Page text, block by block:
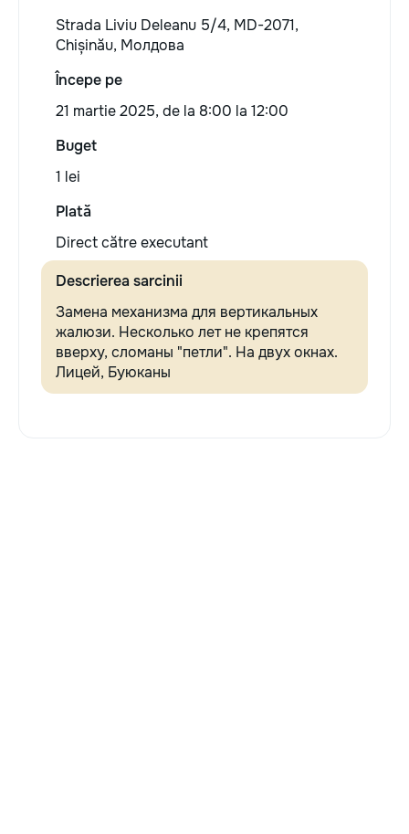
Strada Liviu Deleanu 5/4, MD-2071,
Chișinău, Молдова
Începe pe
21 martie 2025, de la 8:00 la 12:00
Buget
1 lei
Plată
Direct către executant
Descrierea sarcinii
Замена механизма для вертикальных
жалюзи. Несколько лет не крепятся
вверху, сломаны "петли". На двух окнах.
Лицей, Буюканы